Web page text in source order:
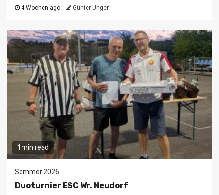
4 Wochen ago Günter Unger
1 min read
Sommer 2026
Duoturnier ESC Wr. Neudorf